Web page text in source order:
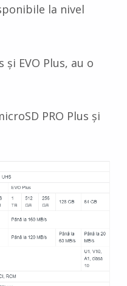
la nivel
și EVO Plus, au o
PRO Plus și